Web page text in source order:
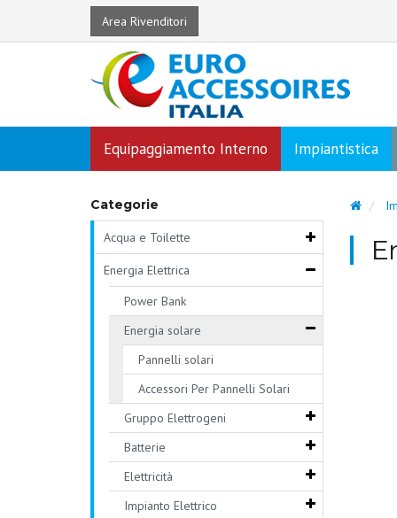
Area Rivenditori
Equipaggiamento Interno Impiantistica
Categorie
Acqua e Toilette
Energia Elettrica
Power Bank
Energia solare
Pannelli solari
Accessori Per Pannelli Solari
Gruppo Elettrogeni
Batterie
Elettricità
Impianto Elettrico